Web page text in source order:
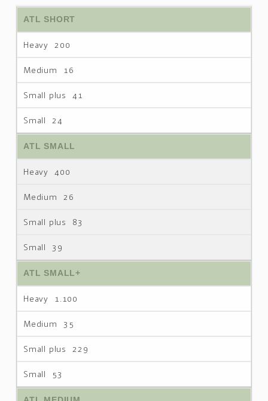
ATL SHORT
200
16
41
24
ATL SMALL
400
26
83
39
ATL SMALL+
1.100
35
229
53